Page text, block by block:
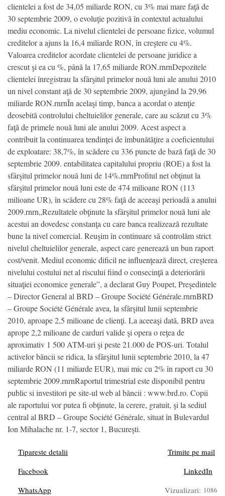
clientelei a fost de 34,05 miliarde RON, cu 3% mai mare faţă de
30 septembrie 2009, o evoluţie pozitivă în contextul actualului
mediu economic. La nivelul clientelei de persoane fizice, volumul
creditelor a ajuns la 16,4 miliarde RON, în creştere cu 4%.
Valoarea creditelor acordate clientelei de persoane juridice a
crescut şi ea cu %, până la 17,65 miliarde RON.rnrnDepozitele
clientelei înregistrau la sfârşitul primelor nouă luni ale anului 2010
un nivel constant aţă de 30 septembrie 2009, ajungând la 29,96
miliarde RON.rnrnÎn acelaşi timp, banca a acordat o atenţie
deosebită controlului cheltuielilor generale, care au scăzut cu 3%
faţă de primele nouă luni ale anului 2009. Acest aspect a
contribuit la continuarea tendinţei de îmbunătăţire a coeficientului
de exploatare: 38,7%, în scădere cu 336 puncte de bază faţă de 30
septembrie 2009. entabilitatea capitalului propriu (ROE) a fost la
sfârşitul primelor nouă luni de 14%.rnrnProfitul net obţinut la
sfârşitul primelor nouă luni este de 474 milioane RON (113
milioane UR), în scădere cu 28% faţă de aceeaşi perioadă a anului
2009.rnrn„Rezultatele obţinute la sfârşitul primelor nouă luni ale
acestui an dovedesc constanţa cu care banca realizează rezultate
bune la nivel comercial. Reuşim în continuare să controlăm strict
nivelul cheltuielilor generale, aspect care generează un bun raport
cost/venit. Mediul economic dificil ne influenţează direct, creşterea
nivelului costului net al riscului fiind o consecinţă a deteriorării
situaţiei economice generale”, a declarat Guy Poupet, Preşedintele
– Director General al BRD – Groupe Société Générale.rnrnBRD
– Groupe Société Générale avea, la sfârşitul lunii septembrie
2010, aproape 2,5 milioane de clienţi. La aceeaşi dată, BRD avea
aprope 2,2 milioane de carduri valide şi opera o reţea de
aproximativ 1 500 ATM-uri şi peste 21.000 de POS-uri. Totalul
activelor băncii se ridica, la sfârşitul lunii septembrie 2010, la 47
miliarde RON (11 miliarde EUR), mai mic cu 2% în raport cu 30
septembrie 2009.rnrnRaportul trimestrial este disponibil pentru
public si investitori pe site-ul web al băncii : www.brd.ro. Copii
ale raportului vor putea fi obţinute, la cerere, gratuit, şi la sediul
central al BRD – Groupe Société Générale, situat în Bulevardul
Ion Mihalache nr. 1-7, sector 1, Bucureşti.
Tipareste detalii
Trimite pe mail
Facebook
LinkedIn
WhatsApp
Vizualizari: 1086